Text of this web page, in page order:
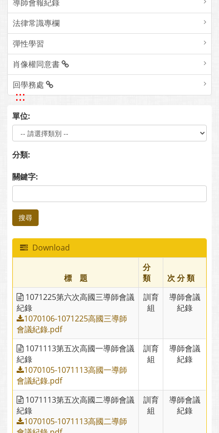
導師會報紀錄
法律常識專欄
彈性學習
肖像權同意書
回學務處
:::
單位:
分類:
關鍵字:
搜尋
Download
標 題
分
類
次 分 類
1071225第六次高國三導師會議
紀錄
1070106-1071225高國三導師
會議紀錄.pdf
訓育
組
導師會議
紀錄
1071113第五次高國一導師會議
紀錄
1070105-1071113高國一導師
會議紀錄.pdf
訓育
組
導師會議
紀錄
1071113第五次高國二導師會議
紀錄
1070105-1071113高國二導師
訓育
組
導師會議
紀錄